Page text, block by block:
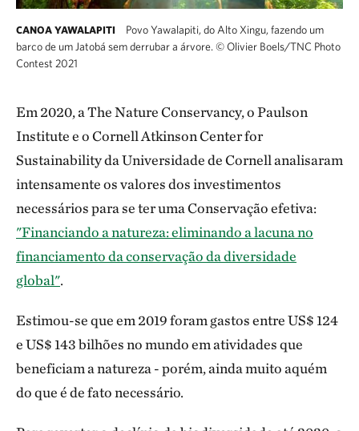
CANOA YAWALAPITI
Povo Yawalapiti, do Alto Xingu, fazendo um
barco de um Jatobá sem derrubar a árvore. ©Olivier Boels/TNC Photo
Contest 2021
Em 2020, a The Nature Conservancy, o Paulson
Institute e o Cornell Atkinson Center for
Sustainability da Universidade de Cornell analisaram
intensamente os valores dos investimentos
necessários para se ter uma Conservação efetiva:
"Financiando a natureza: eliminando a lacuna no
financiamento da conservação da diversidade
global".
Estimou-se que em 2019 foram gastos entre US$ 124
e US$ 143 bilhões no mundo em atividades que
beneficiam a natureza - porém, ainda muito aquém
do que é de fato necessário.